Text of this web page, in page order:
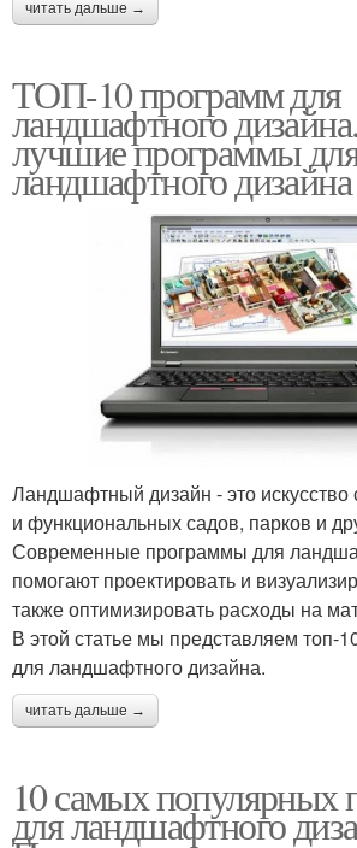
читать дальше →
ТОП-10 программ для
ландшафтного
лучшие программы
ландшафтного дизайна
Ландшафтный дизайн - это искусство
и функциональных садов, парков и
Современные программы для
помогают проектировать и
также оптимизировать расходы на
В этой статье мы представляем топ-
для ландшафтного дизайна.
читать дальше →
10 самых популярных
для ландшафтного